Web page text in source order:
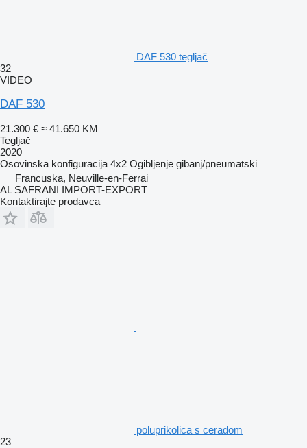
DAF 530 tegljač
32
VIDEO
DAF 530
21.300 € ≈ 41.650 KM
Tegljač
2020
Osovinska konfiguracija 4x2 Ogibljenje gibanj/pneumatski
Francuska, Neuville-en-Ferrai
AL SAFRANI IMPORT-EXPORT
Kontaktirajte prodavca
poluprikolica s ceradom
23